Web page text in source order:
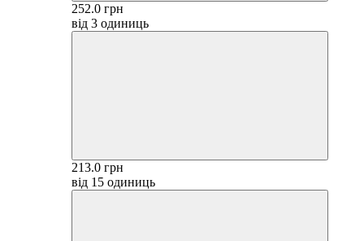
252.0 грн
від 3 одиниць
213.0 грн
від 15 одиниць